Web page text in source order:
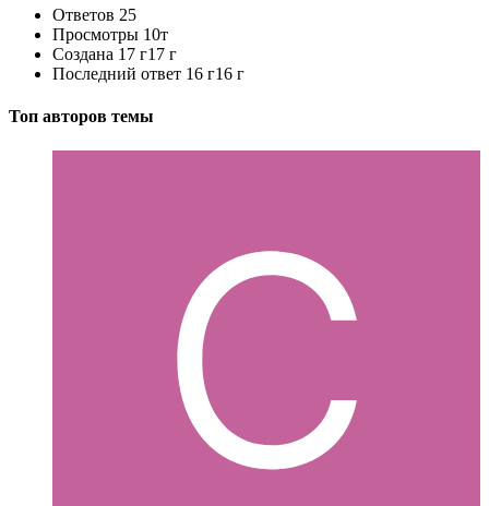
Ответов 25
Просмотры 10т
Создана 17 г17 г
Последний ответ 16 г16 г
Топ авторов темы